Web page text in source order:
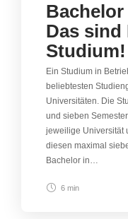
Bachelor
Das sind
Studium!
Ein Studium in
beliebtesten
Universitäten. Die
und sieben
jeweilige Universität
diesen maximal
Bachelor in…
6 min